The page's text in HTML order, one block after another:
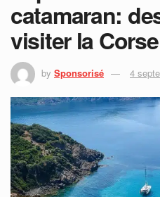
catamaran:
visiter la
by Sponsorisé 4